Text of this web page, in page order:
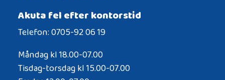
Akuta fel efter kontorstid
Telefon: 0705-92 06 19
Måndag kl 18.00-07.00
Tisdag-torsdag kl 15.00-07.00